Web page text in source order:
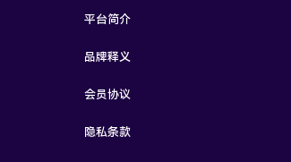
平台简介
品牌释义
会员协议
隐私条款